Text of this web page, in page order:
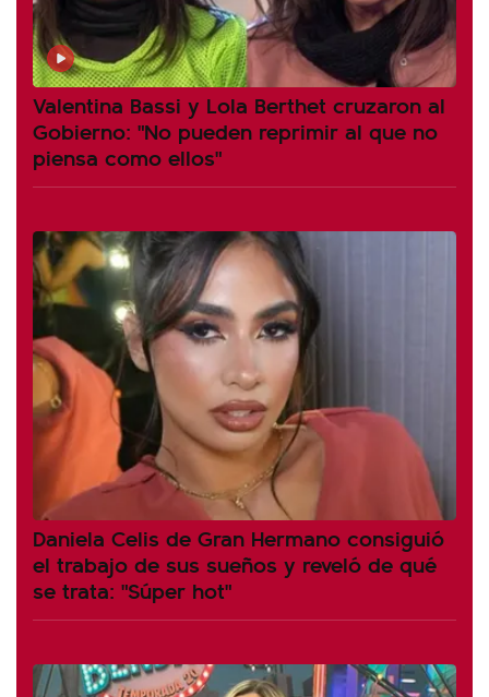
Valentina Bassi y Lola Berthet cruzaron al
Gobierno: "No pueden reprimir al que no
piensa como ellos"
Daniela Celis de Gran Hermano consiguió
el trabajo de sus sueños y reveló de qué
se trata: "Súper hot"